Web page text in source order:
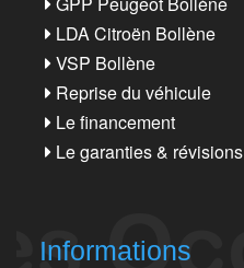
LDA Citroën Bollène
VSP Bollène
Reprise du véhicule
Le financement
Le garanties & révisions
Informations